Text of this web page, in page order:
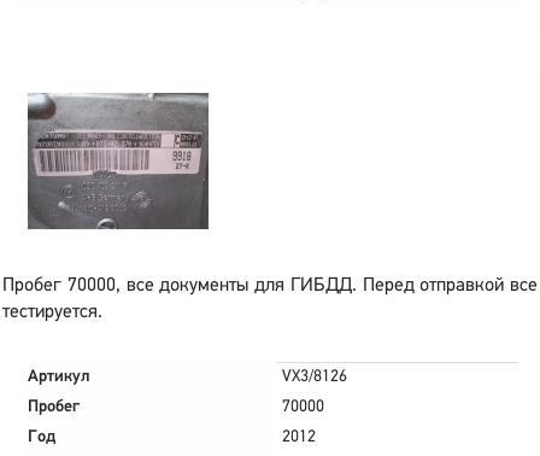
Пробег 70000, все документы для ГИБДД. Перед отправкой все
тестируется.
Артикул
VX3/8126
Пробег
70000
Год
2012